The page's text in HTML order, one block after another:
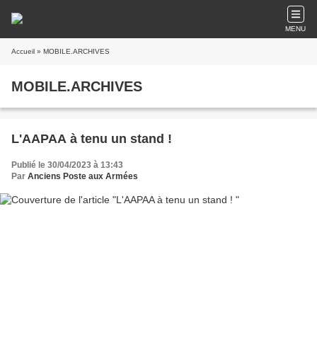
MENU
Accueil » MOBILE.ARCHIVES
MOBILE.ARCHIVES
L'AAPAA à tenu un stand !
Publié le 30/04/2023 à 13:43
Par Anciens Poste aux Armées